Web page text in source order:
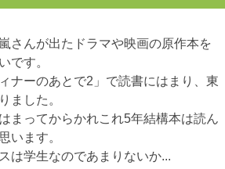
さんが出たドラマや映画の原作本を
です。
ナーのあとで2」で読書にはまり、東
ました。
まってからかれこれ5年結構本は読ん
います。
は学生なのであまりないか...